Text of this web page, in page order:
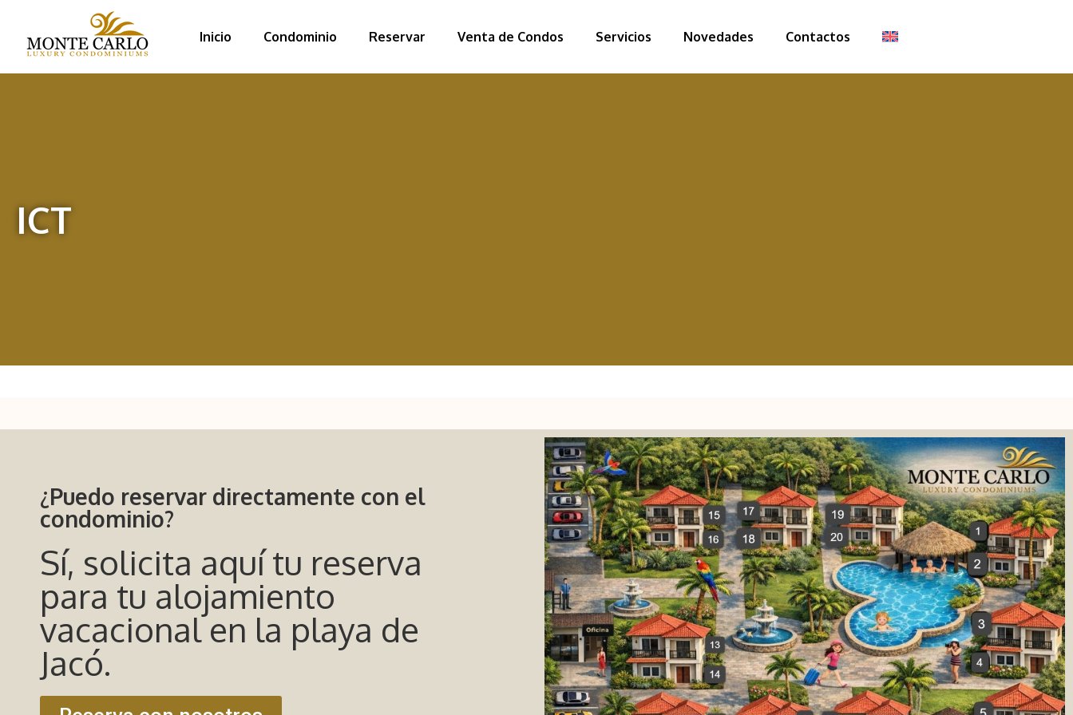
Inicio Condominio Reservar Venta de Condos Servicios Novedades Contactos
ICT
¿Puedo reservar directamente con el
condominio?
Sí, solicita aquí tu reserva
para tu alojamiento
vacacional en la playa de
Jacó.